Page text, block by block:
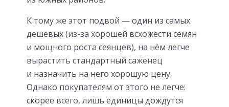
К тому же этот подвой — один из самых
дешёвых (из-за хорошей всхожести семян
и мощного роста сеянцев), на нём легче
вырастить стандартный саженец
и назначить на него хорошую цену.
Однако покупателям от этого не легче:
скорее всего, лишь единицы дождутся